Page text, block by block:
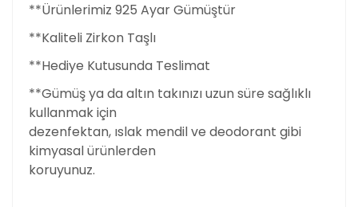
**Ürünlerimiz 925 Ayar Gümüştür
**Kaliteli Zirkon Taşlı
**Hediye Kutusunda Teslimat
**Gümüş ya da altın takınızı uzun süre sağlıklı
kullanmak için
dezenfektan, ıslak mendil ve deodorant gibi
kimyasal ürünlerden
koruyunuz.